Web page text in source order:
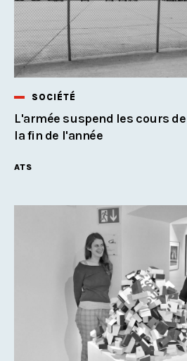
SOCIÉTÉ
L'armée suspend les cours
la fin de l'année
ATS